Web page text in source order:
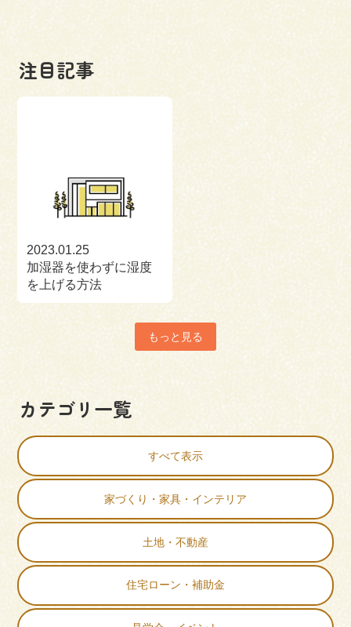
注目記事
2023.01.25
加湿器を使わずに湿度
を上げる方法
もっと見る
カテゴリ一覧
すべて表示
家づくり・家具・インテリア
土地・不動産
住宅ローン・補助金